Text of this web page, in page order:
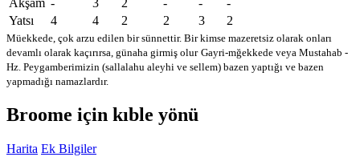
Akşam - 3 2 - -
-
Yatsı
4 4 2 2 3 2
Müekkede, çok arzu edilen bir sünnettir. Bir kimse mazeretsiz olarak onları
devamlı olarak kaçırırsa, günaha girmiş olur Gayri-mğekkede veya Mustahab -
Hz. Peygamberimizin (sallalahu aleyhi ve sellem) bazen yaptığı ve bazen
yapmadığı namazlardır.
Broome için kıble yönü
Harita Ek Bilgiler